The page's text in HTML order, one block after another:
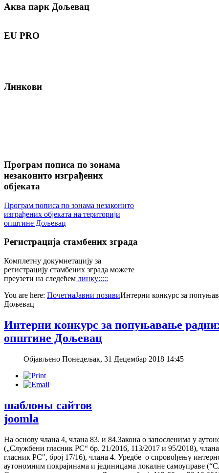
Аква парк Дољевац
EU PRO
Линкови
Програм пописа по зонама
незаконито изграђених
објеката
Програм пописа по зонама незаконито
изграђених објеката на територији
општине Дољевац
Регистрација стамбених зграда
Комплетну докумнетацију за
регистрацију стамбених зграда можете
преузети на следећем линку:::::
You are here: ПочетнаЈавни позивиИнтерни конкурс за
Дољевац
Интерни конкурс за попуњавање
општине Дољевац
Објављено Понедељак, 31 Децембар 2018 14:45
шаблоны сайтов
joomla
На основу члана 4, члана 83. и 84.Закона о запосленима у
(„Службени гласник РС“ бр. 21/2016, 113/2017 и 95/2018),
гласник РС", број 17/16), члана 4. Уредбе о спровођењу
аутономним покрајинама и јединицама локалне самоуправе